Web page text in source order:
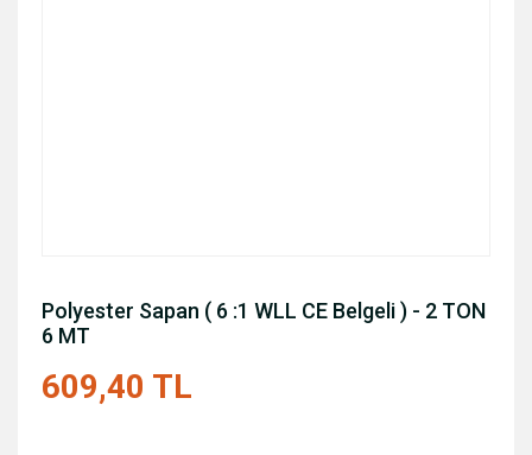
Polyester Sapan ( 6 :1 WLL CE Belgeli ) - 2 TON
6 MT
609,40 TL